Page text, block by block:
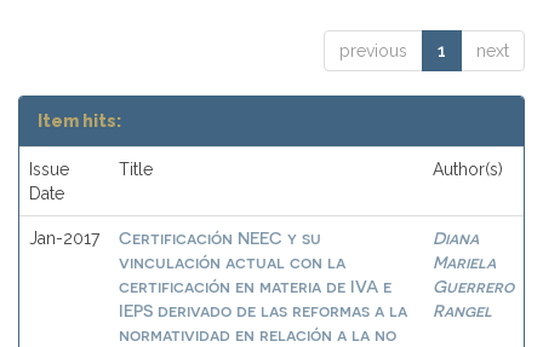
previous 1 next
Item hits:
Issue
Date
Title Author(s)
Jan-2017
Certificación NEEC y su
vinculación actual con la
certificación en materia de IVA e
IEPS derivado de las reformas a la
normatividad en relación a la no
Diana
Mariela
Guerrero
Rangel